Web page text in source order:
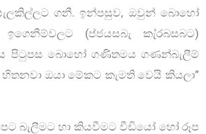
ගනී. ඉන්පසුව, ඔවුන් බොහෝ
(ප්ජයසබැ කැ්රබසබට)
පිටුපස බොහෝ ගණිතමය ගණන්බැලීම්
ඔයා මේකට කැමති වෙයි කියලා”
බැලීමට හා කියවීමට වීඩියෝ හෝ රූප